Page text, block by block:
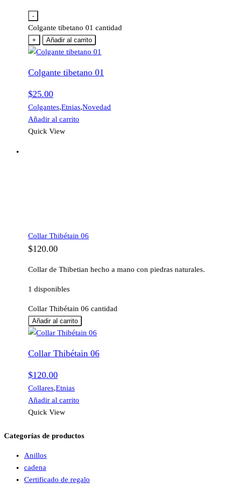
-
Colgante tibetano 01 cantidad
+ Añadir al carrito
Colgante tibetano 01
$25.00
Colgantes,Etnias,Novedad
Añadir al carrito
Quick View
Collar Thibétain 06
$120.00
Collar de Thibetian hecho a mano con piedras naturales.
1 disponibles
Collar Thibétain 06 cantidad
Añadir al carrito
Collar Thibétain 06
$120.00
Collares,Etnias
Añadir al carrito
Quick View
Categorías de productos
Anillos
cadena
Certificado de regalo